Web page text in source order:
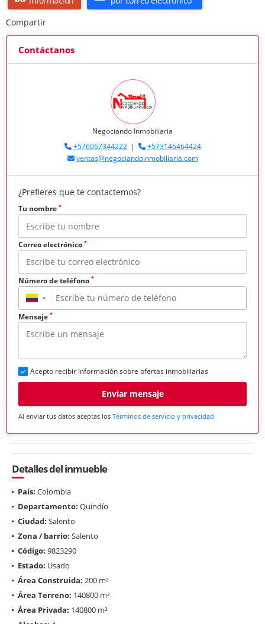
Compartir
Contáctanos
Negociando Inmobiliaria
+576067344222|
+573146464424
ventas@negociandoinmobiliaria.com
¿Prefieres que te contactemos?
Tu nombre *
Correo electrónico *
Número de teléfono *
▼
Mensaje *
Acepto recibir información sobre ofertas inmobiliarias
Enviar mensaje
Al enviar tus datos aceptas los Términos de servicio y privacidad
Detalles del inmueble
País: Colombia
Departamento: Quindío
Ciudad: Salento
Zona / barrio: Salento
Código: 9823290
Estado: Usado
Área Construida: 200 m²
Área Terreno: 140800 m²
Área Privada: 140800 m²